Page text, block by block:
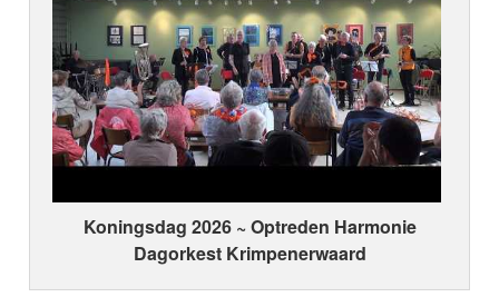
Koningsdag 2026 ~ Optreden Harmonie
Dagorkest Krimpenerwaard